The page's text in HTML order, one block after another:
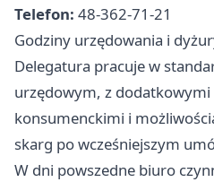
Telefon: 48-362-71-21
Godziny urzędowania i
Delegatura pracuje w
urzędowym, z
konsumenckimi i
skarg po wcześniejszym
W dni powszedne biuro